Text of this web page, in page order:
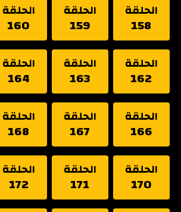
الحلقة
158
الحلقة
159
الحلقة
160
الحلقة
162
الحلقة
163
الحلقة
164
الحلقة
166
الحلقة
167
الحلقة
168
الحلقة
170
الحلقة
171
الحلقة
172